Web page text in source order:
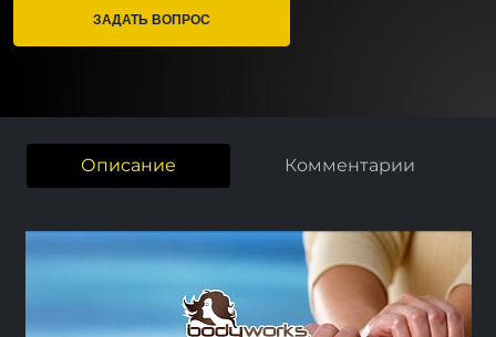
ЗАДАТЬ ВОПРОС
Описание Комментарии